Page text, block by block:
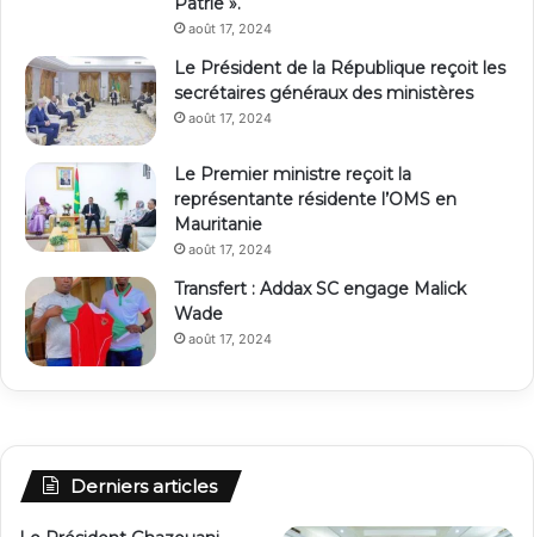
août 17, 2024
Le Président de la République reçoit les
secrétaires généraux des ministères
août 17, 2024
Le Premier ministre reçoit la
représentante résidente l’OMS en
Mauritanie
août 17, 2024
Transfert : Addax SC engage Malick
Wade
août 17, 2024
Derniers articles